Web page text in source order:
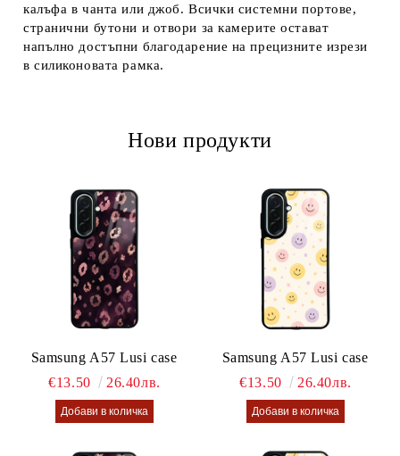
калъфа в чанта или джоб. Всички системни портове,
странични бутони и отвори за камерите остават
напълно достъпни благодарение на прецизните изрези
в силиконовата рамка.
Нови продукти
Samsung A57 Lusi case
€13.50
26.40лв.
Samsung A57 Lusi case
€13.50
26.40лв.